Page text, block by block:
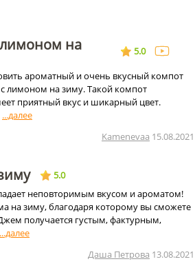
на
5.0
ароматный и очень вкусный компот
лимоном на зиму. Такой компот
приятный вкус и шикарный цвет.
Kamenevaa 15.08.2021
5.0
неповторимым вкусом и ароматом!
на зиму, благодаря которому вы сможете
получается густым, фактурным,
Даша Петрова 13.08.2021